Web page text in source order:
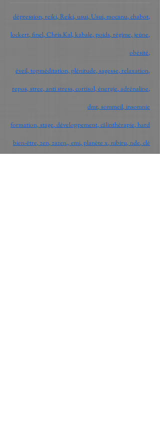
dépression, reiki, Reiki, usui, Usui, mocanu, chabot,
lockert, finel, Chris.Kal, kabale, poids, régime, jeûne,
obésité,
éveil, topméditation, plénitude, sagesse, relaxation,
repos, stree, anti stress, cortisol, énergie, adrénaline,
dmt, sommeil, insomnie
formation, stage, développement, câlinthérapie, hard
bien-être, zen, zazen,, emi, planète x, nibiru, nde, clé